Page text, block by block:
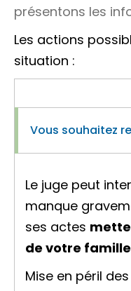
présentons les
Les actions
situation :
Vous souhaitez
Le juge peut
manque
ses actes
de votre famille
Mise en péril